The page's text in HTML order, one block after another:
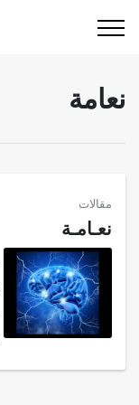
نعامة
مقالات
نعـامـة